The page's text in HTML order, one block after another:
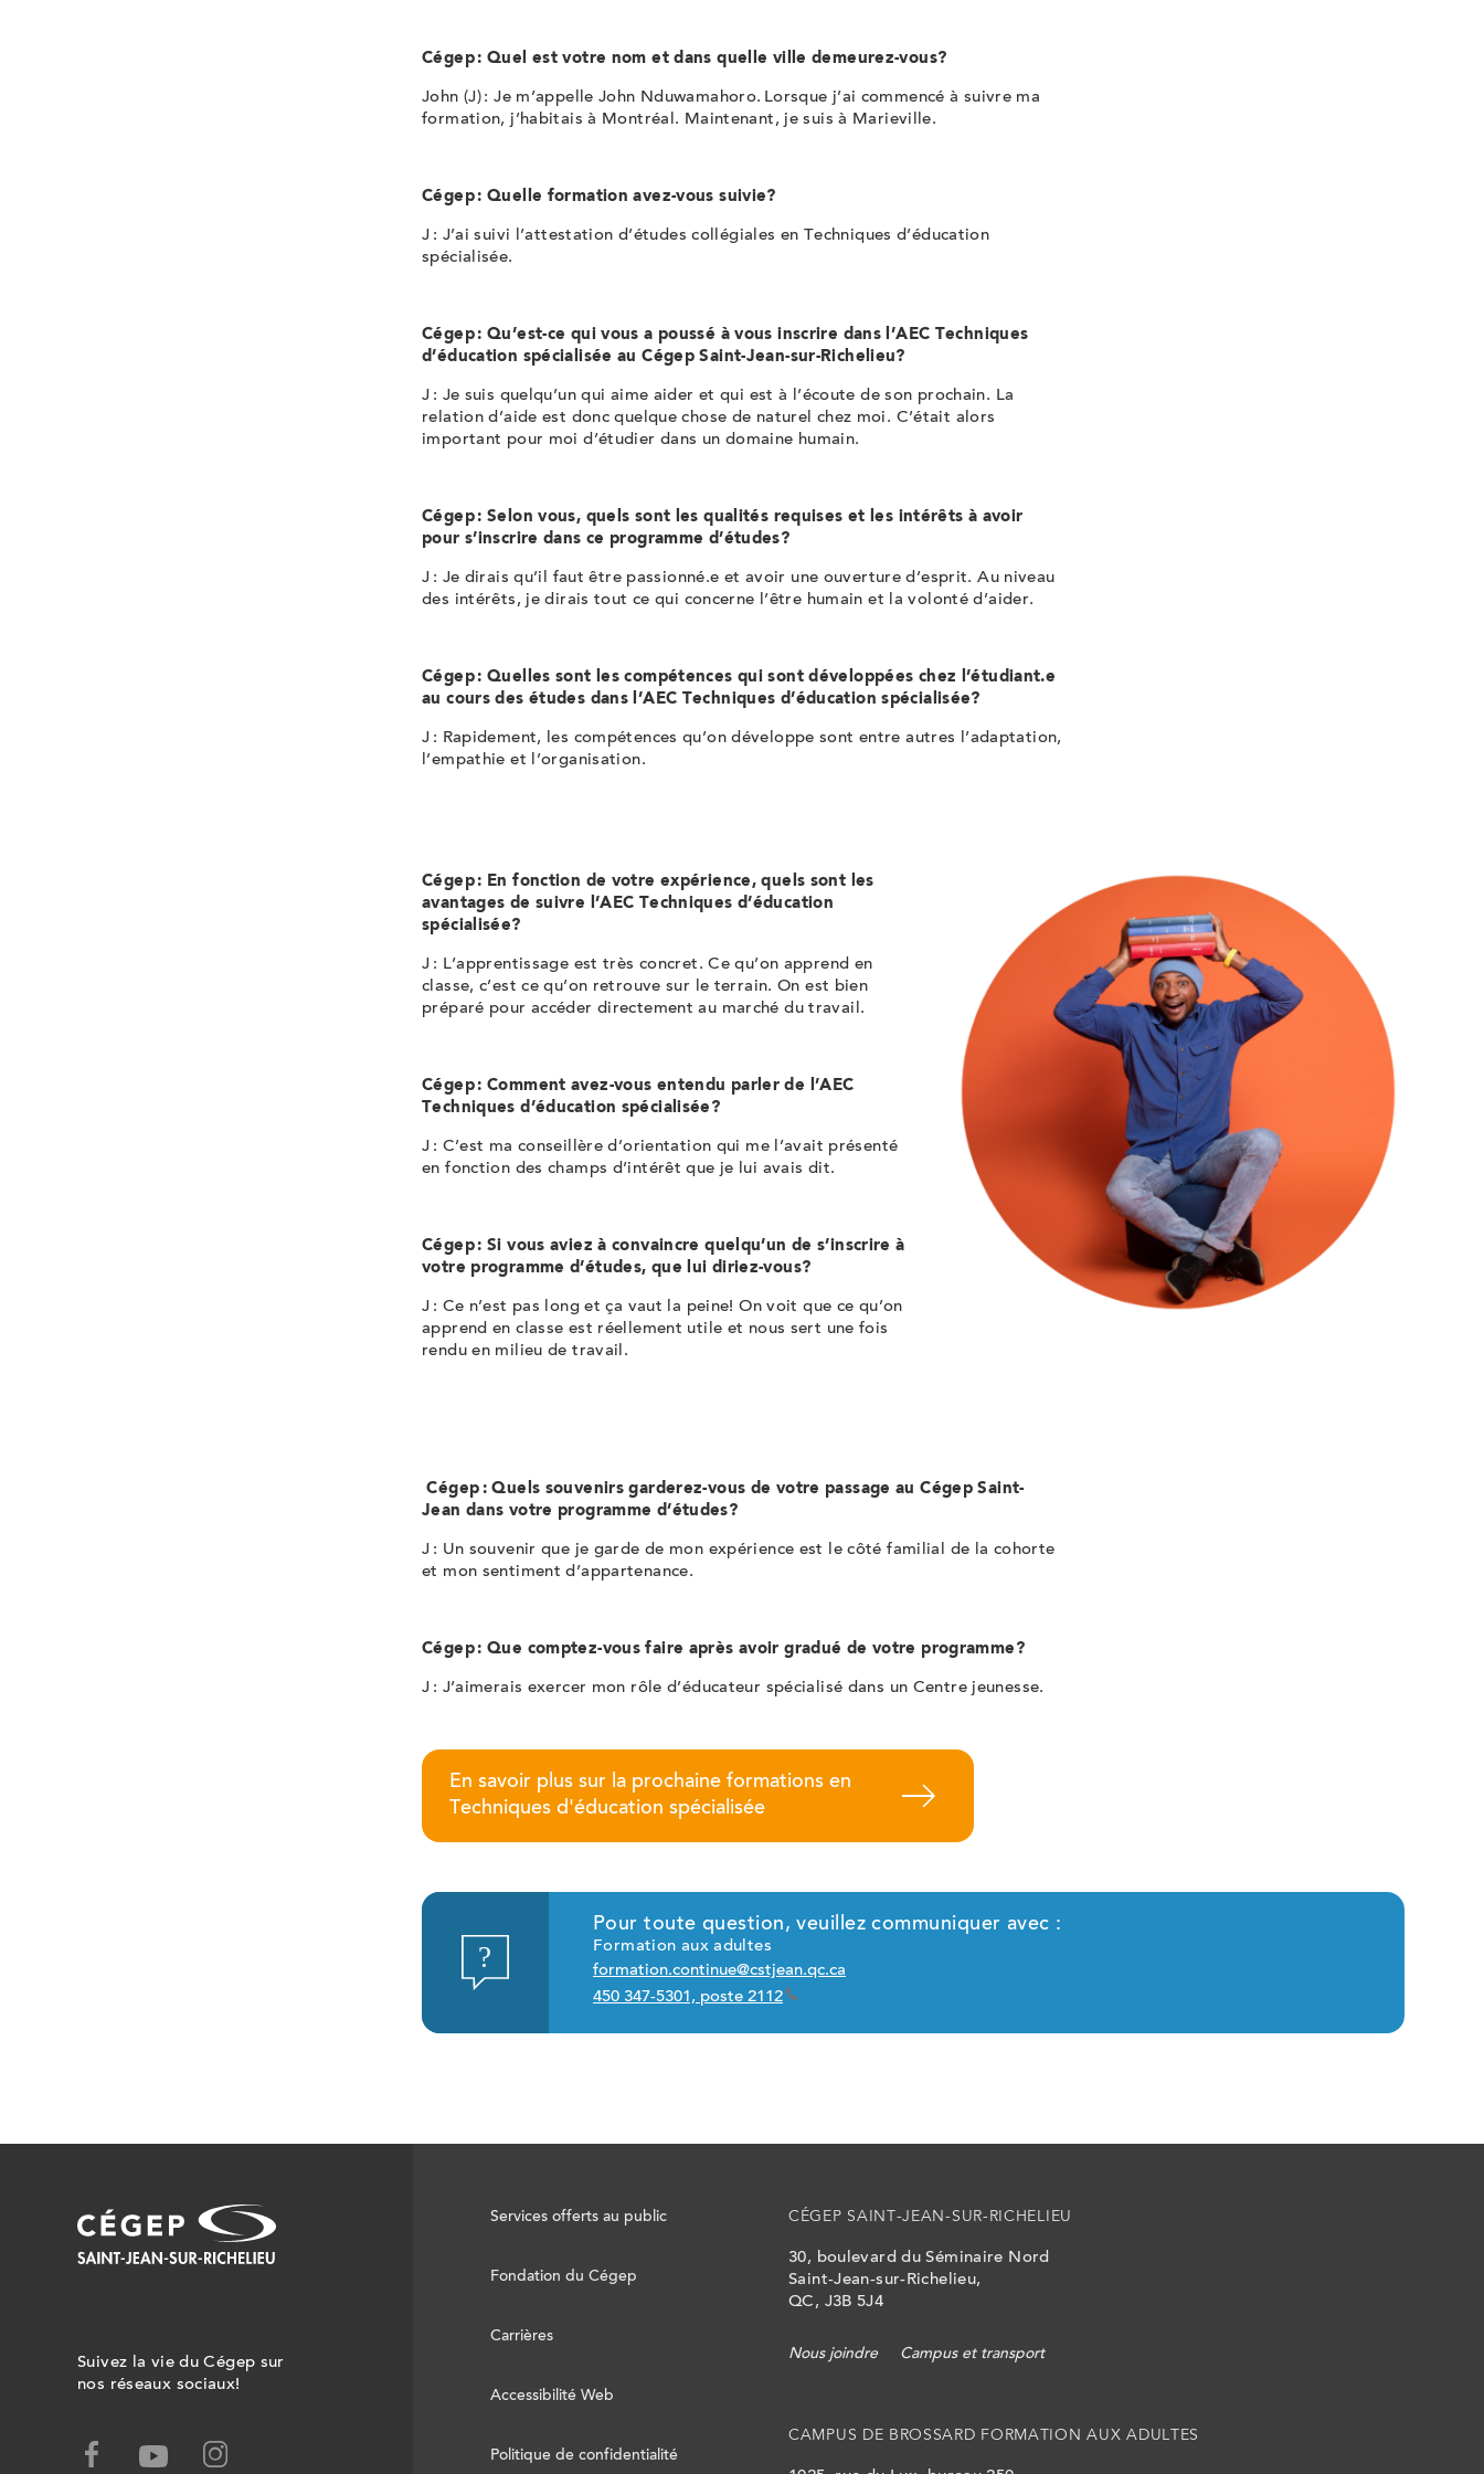
Cégep : Quel est votre nom et dans quelle ville demeurez-vous?
John (J) : Je m’appelle John Nduwamahoro. Lorsque j’ai commencé à suivre ma
formation, j’habitais à Montréal. Maintenant, je suis à Marieville.
Cégep : Quelle formation avez-vous suivie?
J : J’ai suivi l’attestation d’études collégiales en Techniques d’éducation
spécialisée.
Cégep : Qu’est-ce qui vous a poussé à vous inscrire dans l’AEC Techniques
d’éducation spécialisée au Cégep Saint-Jean-sur-Richelieu?
J : Je suis quelqu’un qui aime aider et qui est à l’écoute de son prochain. La
relation d’aide est donc quelque chose de naturel chez moi. C’était alors
important pour moi d’étudier dans un domaine humain.
Cégep : Selon vous, quels sont les qualités requises et les intérêts à avoir
pour s’inscrire dans ce programme d’études?
J : Je dirais qu’il faut être passionné.e et avoir une ouverture d’esprit. Au niveau
des intérêts, je dirais tout ce qui concerne l’être humain et la volonté d’aider.
Cégep : Quelles sont les compétences qui sont développées chez l’étudiant.e
au cours des études dans l’AEC Techniques d’éducation spécialisée?
J : Rapidement, les compétences qu’on développe sont entre autres l’adaptation,
l’empathie et l’organisation.
Cégep : En fonction de votre expérience, quels sont les
avantages de suivre l’AEC Techniques d’éducation
spécialisée?
J : L’apprentissage est très concret. Ce qu’on apprend en
classe, c’est ce qu’on retrouve sur le terrain. On est bien
préparé pour accéder directement au marché du travail.
Cégep : Comment avez-vous entendu parler de l’AEC
Techniques d’éducation spécialisée?
J : C’est ma conseillère d’orientation qui me l’avait présenté
en fonction des champs d’intérêt que je lui avais dit.
Cégep : Si vous aviez à convaincre quelqu’un de s’inscrire à
votre programme d’études, que lui diriez-vous?
J : Ce n’est pas long et ça vaut la peine! On voit que ce qu’on
apprend en classe est réellement utile et nous sert une fois
rendu en milieu de travail.
Cégep : Quels souvenirs garderez-vous de votre passage au Cégep Saint-
Jean dans votre programme d’études?
J : Un souvenir que je garde de mon expérience est le côté familial de la cohorte
et mon sentiment d’appartenance.
Cégep : Que comptez-vous faire après avoir gradué de votre programme?
J : J’aimerais exercer mon rôle d’éducateur spécialisé dans un Centre jeunesse.
En savoir plus sur la prochaine formations en
Techniques d'éducation spécialisée
Pour toute question, veuillez communiquer avec :
Formation aux adultes
formation.continue@cstjean.qc.ca
450 347-5301, poste 2112
Suivez la vie du Cégep sur
nos réseaux sociaux!
facebook,youtube,instagram,
Services offerts au public
Fondation du Cégep
Carrières
Accessibilité Web
Politique de confidentialité
CÉGEP SAINT-JEAN-SUR-RICHELIEU
30, boulevard du Séminaire Nord
Saint-Jean-sur-Richelieu,
QC, J3B 5J4
Nous joindre Campus et transport
CAMPUS DE BROSSARD FORMATION AUX ADULTES